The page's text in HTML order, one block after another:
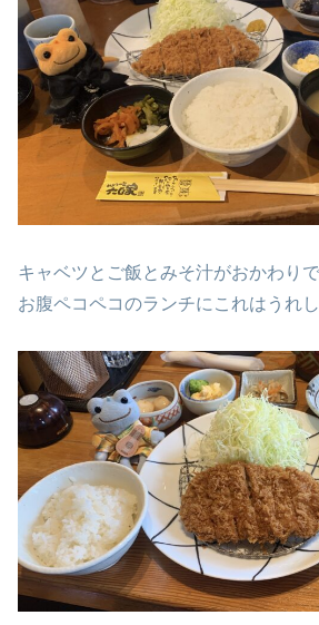
キャベツとご飯とみそ汁がおかわりで
お腹ペコペコのランチにこれはうれ